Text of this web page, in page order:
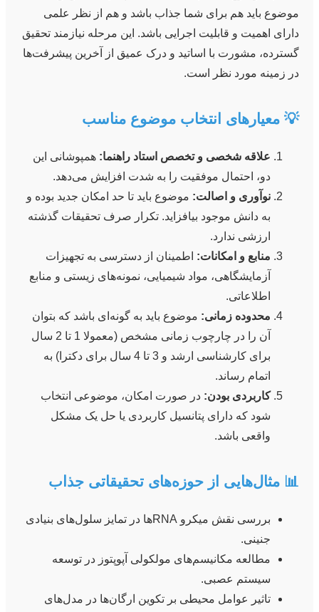
موضوع باید هم برای شما جذاب باشد و هم از نظر علمی
دارای اهمیت و قابلیت اجرایی باشد. این مرحله نیازمند تحقیق
گسترده، مشورت با اساتید و درک عمیق از آخرین پیشرفت‌ها
در زمینه مورد نظر است.
💡 معیارهای انتخاب موضوع مناسب
علاقه شخصی و تخصص استاد راهنما: همپوشانی این
دو، احتمال موفقیت را به شدت افزایش می‌دهد.
نوآوری و اصالت: موضوع باید تا حد امکان جدید بوده و
به دانش موجود بیافزاید. تکرار صرف تحقیقات گذشته
ارزشی ندارد.
منابع و امکانات: اطمینان از دسترسی به تجهیزات
آزمایشگاهی، مواد شیمیایی، نمونه‌های زیستی و منابع
اطلاعاتی.
محدوده زمانی: موضوع باید به گونه‌ای باشد که بتوان
آن را در چارچوب زمانی مشخص (معمولا 1 تا 2 سال
برای کارشناسی ارشد و 3 تا 4 سال برای دکترا) به
اتمام رساند.
کاربردی بودن: در صورت امکان، موضوعی انتخاب
شود که دارای پتانسیل کاربردی یا حل یک مشکل
واقعی باشد.
📊 مثال‌هایی از حوزه‌های تحقیقاتی جذاب
بررسی نقش میکرو RNAها در تمایز سلول‌های بنیادی
جنینی.
مطالعه مکانیسم‌های مولکولی آپوپتوز در توسعه
سیستم عصبی.
تاثیر عوامل محیطی بر تکوین ارگان‌ها در مدل‌های